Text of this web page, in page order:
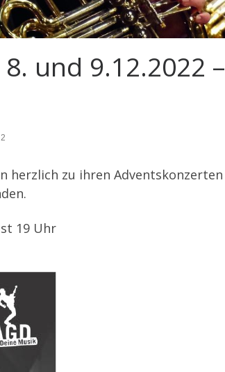
und 9.12.2022 –
zu ihren Adventskonzerten
19 Uhr